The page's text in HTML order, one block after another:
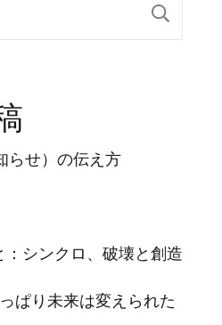
らせ）の伝え方
シンクロ、破壊と創造
ぱり未来は変えられた